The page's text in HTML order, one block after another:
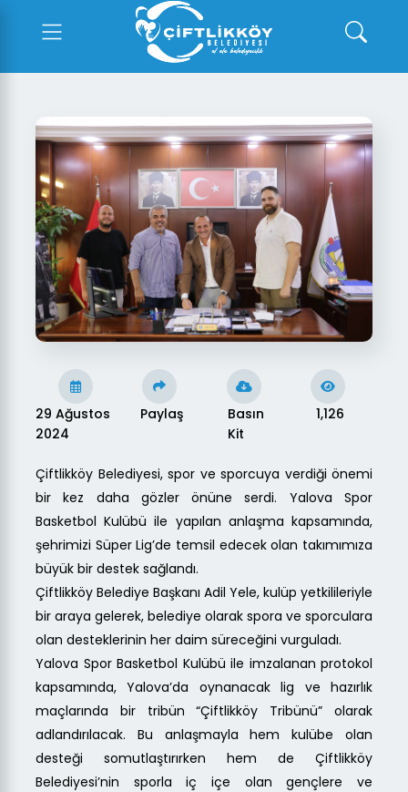
29 Ağustos
2024
Paylaş
Basın
Kit
1,126
Çiftlikköy Belediyesi, spor ve sporcuya verdiği önemi
bir kez daha gözler önüne serdi. Yalova Spor
Basketbol Kulübü ile yapılan anlaşma kapsamında,
şehrimizi Süper Lig’de temsil edecek olan takımımıza
büyük bir destek sağlandı.
Çiftlikköy Belediye Başkanı Adil Yele, kulüp yetkilileriyle
bir araya gelerek, belediye olarak spora ve sporculara
olan desteklerinin her daim süreceğini vurguladı.
Yalova Spor Basketbol Kulübü ile imzalanan protokol
kapsamında, Yalova’da oynanacak lig ve hazırlık
maçlarında bir tribün “Çiftlikköy Tribünü” olarak
adlandırılacak. Bu anlaşmayla hem kulübe olan
desteği somutlaştırırken hem de Çiftlikköy
Belediyesi’nin sporla iç içe olan gençlere ve